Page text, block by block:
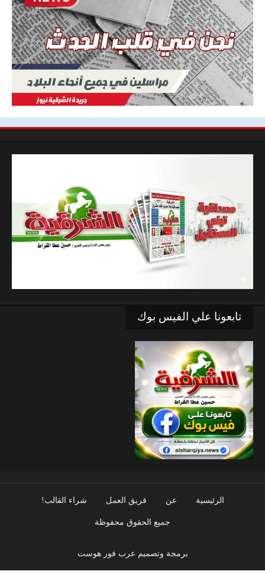
تابعونا علي الفيس بوك
الرئيسية عن فريق العمل شراء القالب!
جميع الحقوق محفوظة
برمجة وتصميم عرب فور هوست